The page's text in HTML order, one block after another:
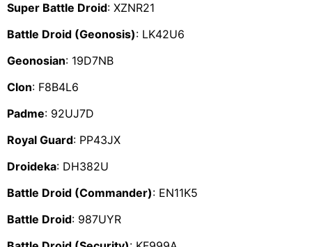
Super Battle Droid: XZNR21
Battle Droid (Geonosis): LK42U6
Geonosian: 19D7NB
Clon: F8B4L6
Padme: 92UJ7D
Royal Guard: PP43JX
Droideka: DH382U
Battle Droid (Commander): EN11K5
Battle Droid: 987UYR